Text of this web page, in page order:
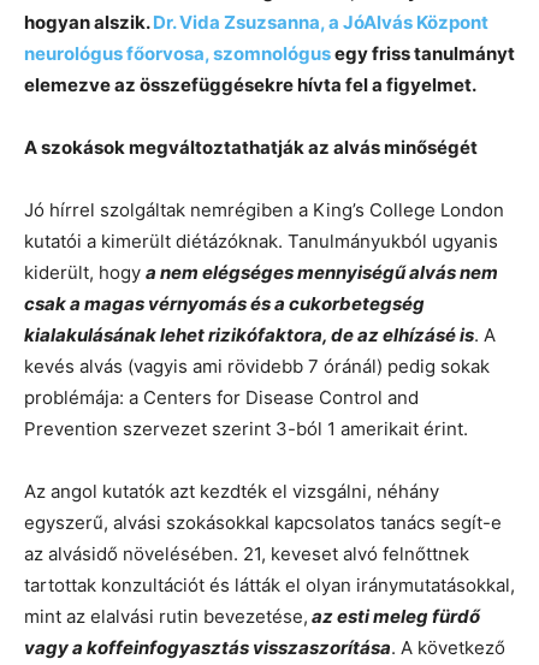
hogyan alszik.Dr. Vida Zsuzsanna, a JóAlvás Központ
neurológus főorvosa, szomnológusegy friss tanulmányt
elemezve az összefüggésekre hívta fel a figyelmet.
A szokások megváltoztathatják az alvás minőségét
Jó hírrel szolgáltak nemrégiben a King’s College London
kutatói a kimerült diétázóknak. Tanulmányukból ugyanis
kiderült, hogy a nem elégséges mennyiségű alvás nem
csak a magas vérnyomás és a cukorbetegség
kialakulásának lehet rizikófaktora, de az elhízásé is. A
kevés alvás (vagyis ami rövidebb 7 óránál) pedig sokak
problémája: a Centers for Disease Control and
Prevention szervezet szerint 3-ból 1 amerikait érint.
Az angol kutatók azt kezdték el vizsgálni, néhány
egyszerű, alvási szokásokkal kapcsolatos tanács segít-e
az alvásidő növelésében. 21, keveset alvó felnőttnek
tartottak konzultációt és látták el olyan iránymutatásokkal,
mint az elalvási rutin bevezetése, az esti meleg fürdő
vagy a koffeinfogyasztás visszaszorítása. A következő